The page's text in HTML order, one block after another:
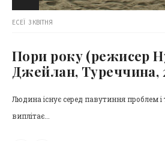
ЕСЕЇ 3 КВІТНЯ
Пори року (режисер
Джейлан, Туреччина,
Людина існує серед павутиння проблем і
виплітає...